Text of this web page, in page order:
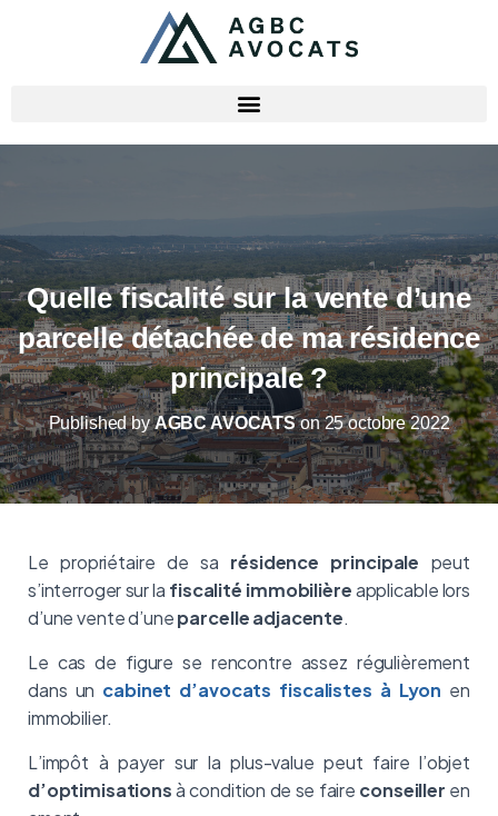
Quelle fiscalité sur la vente d’une
parcelle détachée de ma résidence
principale ?
Published byAGBC AVOCATSon25 octobre 2022
Le propriétaire de sa résidence principale peut
s’interroger sur la fiscalité immobilièreapplicable lors
d’une vente d’uneparcelle adjacente.
Le cas de figure se rencontre assez régulièrement
dans un cabinet d’avocats fiscalistes à Lyon en
immobilier.
L’impôt à payer sur la plus-value peut faire l’objet
d’optimisationsà condition de se faire conseiller en